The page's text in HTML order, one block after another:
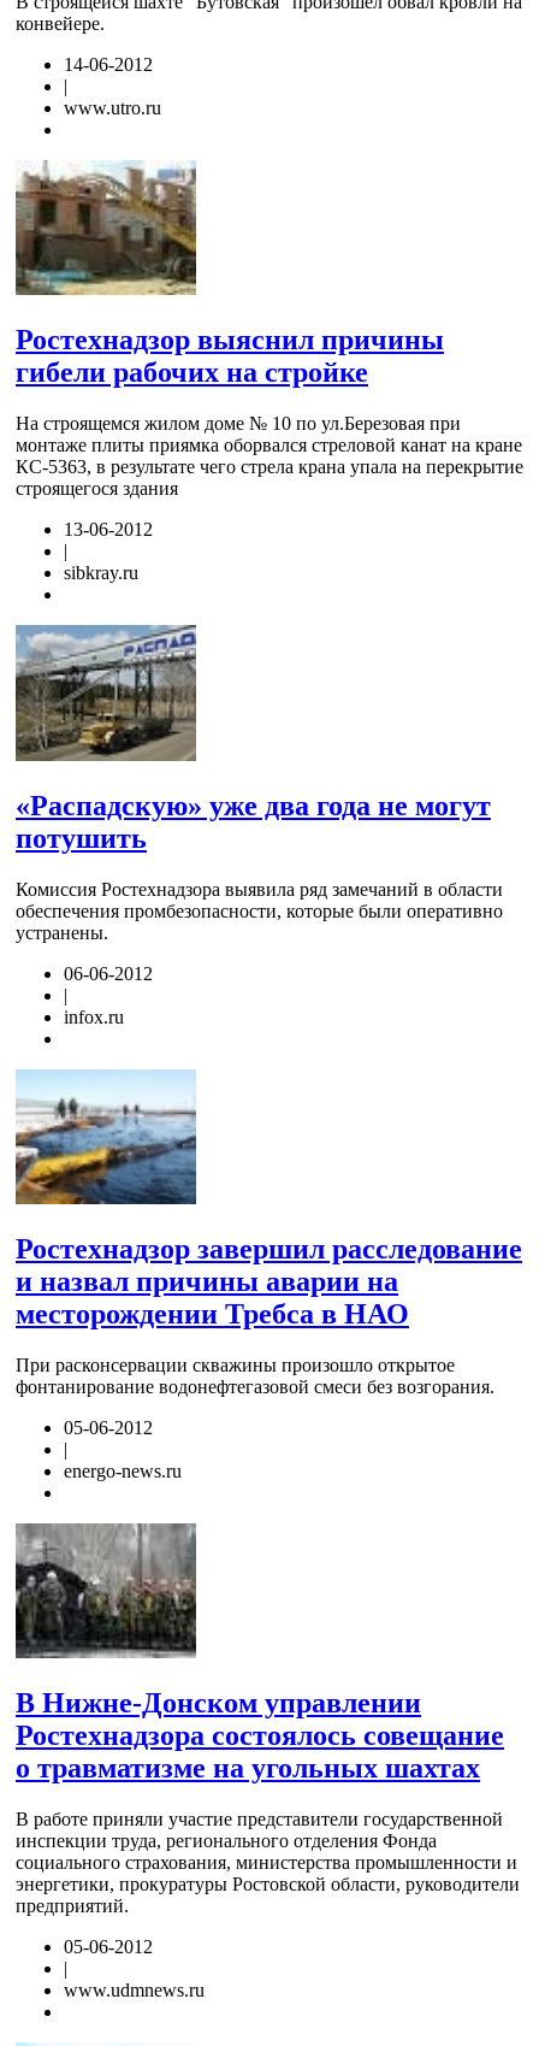
конвейере.
14-06-2012
|
www.utro.ru
Ростехнадзор выяснил причины
гибели рабочих на стройке
На строящемся жилом доме № 10 по ул.Березовая при
монтаже плиты приямка оборвался стреловой канат на кране
КС-5363, в результате чего стрела крана упала на перекрытие
строящегося здания
13-06-2012
|
sibkray.ru
«Распадскую» уже два года не могут
потушить
Комиссия Ростехнадзора выявила ряд замечаний в области
обеспечения промбезопасности, которые были оперативно
устранены.
06-06-2012
|
infox.ru
Ростехнадзор завершил расследование
и назвал причины аварии на
месторождении Требса в НАО
При расконсервации скважины произошло открытое
фонтанирование водонефтегазовой смеси без возгорания.
05-06-2012
|
energo-news.ru
В Нижне-Донском управлении
Ростехнадзора состоялось совещание
о травматизме на угольных шахтах
В работе приняли участие представители государственной
инспекции труда, регионального отделения Фонда
социального страхования, министерства промышленности и
энергетики, прокуратуры Ростовской области, руководители
предприятий.
05-06-2012
|
www.udmnews.ru